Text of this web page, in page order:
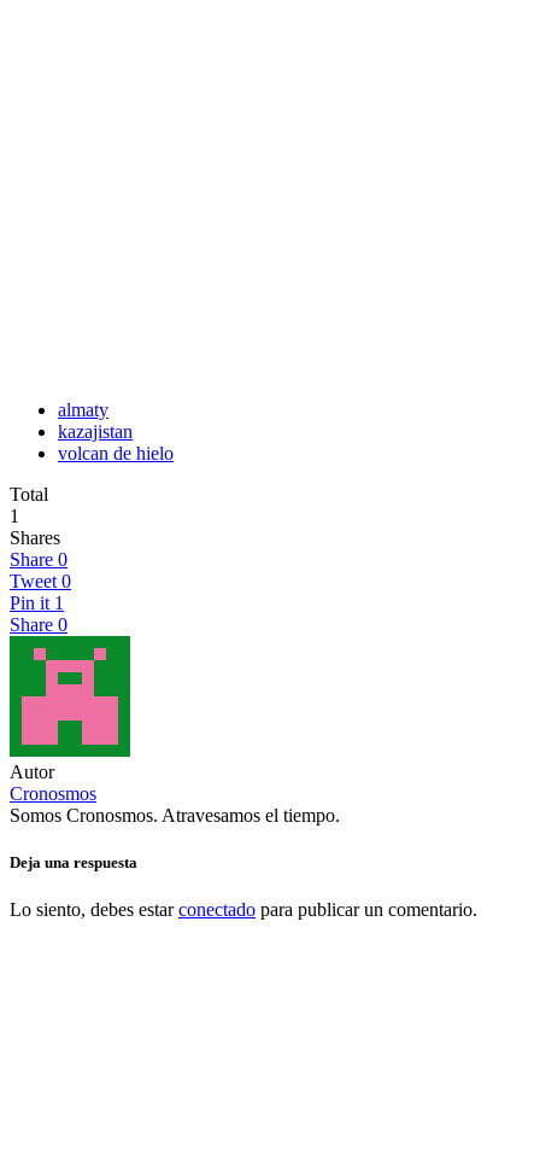
almaty
kazajistan
volcan de hielo
Total
1
Shares
Share 0
Tweet 0
Pin it 1
Share 0
Autor
Cronosmos
Somos Cronosmos. Atravesamos el tiempo.
Deja una respuesta
Lo siento, debes estarconectado para publicar un comentario.